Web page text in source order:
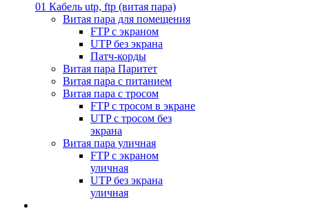
01 Кабель utp, ftp (витая пара)
Витая пара для помещения
FTP с экраном
UTP без экрана
Патч-корды
Витая пара Паритет
Витая пара с питанием
Витая пара с тросом
FTP с тросом в экране
UTP с тросом без
экрана
Витая пара уличная
FTP с экраном
уличная
UTP без экрана
уличная